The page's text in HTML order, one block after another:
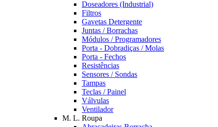
Doseadores (Industrial)
Filtros
Gavetas Detergente
Juntas / Borrachas
Módulos / Programadores
Porta - Dobradiças / Molas
Porta - Fechos
Resistências
Sensores / Sondas
Tampas
Teclas / Painel
Válvulas
Ventilador
M. L. Roupa